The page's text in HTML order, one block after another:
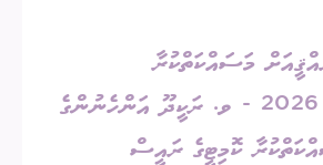
މަސައްކަތްކުރާ
ކޮމިޓީގެއިންތިޚާބު 2026 - ވ. ރަކީދޫ އަންހެނުންގެ
ކޮމިޓީގެ ރައީސް